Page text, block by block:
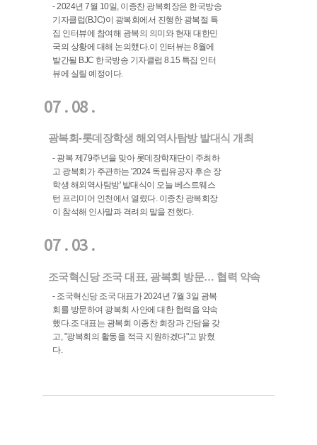
- 2024년 7월 10일, 이종찬 광복회장은 한국방송
기자클럽(BJC)이 광복회에서 진행한 광복절 특
집 인터뷰에 참여해 광복의 의미와 현재 대한민
국의 상황에 대해 논의했다.이 인터뷰는 8월에
발간될 BJC 한국방송 기자클럽 8.15 특집 인터
뷰에 실릴 예정이다.
07 . 08 .
광복회-롯데장학생 해외역사탐방 발대식 개최
- 광복 제79주년을 맞아 롯데장학재단이 주최하
고 광복회가 주관하는 '2024 독립유공자 후손 장
학생 해외역사탐방' 발대식이 오늘 베스트웨스
턴 프리미어 인천에서 열렸다. 이종찬 광복회장
이 참석해 인사말과 격려의 말을 전했다.
07 . 03 .
조국혁신당 조국 대표, 광복회 방문… 협력 약속
- 조국혁신당 조국 대표가 2024년 7월 3일 광복
회를 방문하여 광복회 사안에 대한 협력을 약속
했다.조 대표는 광복회 이종찬 회장과 간담을 갖
고, "광복회의 활동을 적극 지원하겠다"고 밝혔
다.